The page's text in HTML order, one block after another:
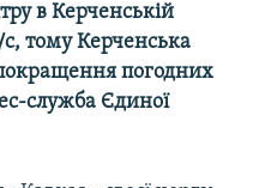
в Керченській
тому Керченська
погодних
служба Єдиної